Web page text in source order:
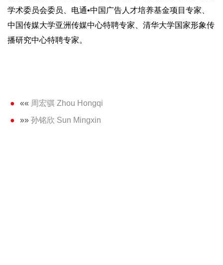
学术委员会委员、电通•中国广告人才培养基金项目专家、
中国传媒大学亚洲传媒中心特聘专家、清华大学国家形象传
播研究中心特聘专家。
«« 周宏骐 Zhou Hongqi
»» 孙铭欣 Sun Mingxin